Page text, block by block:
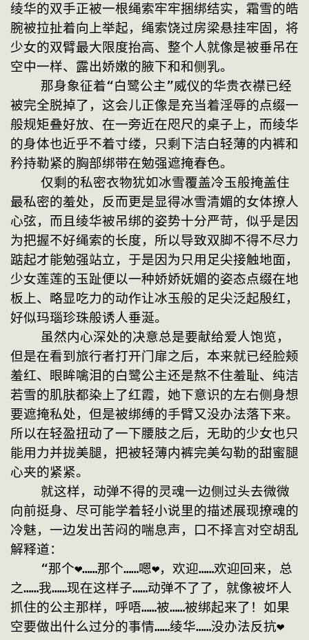
绫华的双手正被一根绳索牢牢捆绑结实，霜雪的皓
腕被拉扯着向上举起，绳索饶过房梁悬挂牢固，将
少女的双臂最大限度抬高、整个人就像是被垂吊在
空中一样、露出娇嫩的腋下和和侧乳。
被完全脱掉了，这会儿正像是充当着淫辱的点缀一
般规矩叠好放、在一旁近在咫尺的桌子上，而绫华
的身体也近乎不着寸缕，只剩下洁白轻薄的内裤和
矜持勒紧的胸部绑带在勉强遮掩春色。
最私密的羞处，反而更是显得冰雪清媚的女体撩人
心弦，而且绫华被吊绑的姿势十分严苛，似乎是因
为把握不好绳索的长度，所以导致双脚不得不尽力
踮起才能勉强站立，于是因为只用足尖接触地面，
少女莲莲的玉趾便以一种娇娇妩媚的姿态点缀在地
板上、略显吃力的动作让冰玉般的足尖泛起殷红，
好似玛瑙珍珠般诱人垂涎。
但是在看到旅行者打开门扉之后，本来就已经脸颊
羞红、眼眸噙泪的白鹭公主还是熬不住羞耻、纯洁
若雪的肌肤都染上了红霞，她下意识的左右侧身想
要遮掩私处，但是被绑缚的手臂又没办法落下来。
所以在轻盈扭动了一下腰肢之后，无助的少女也只
能用力并拢美腿，把被轻薄内裤完美勾勒的甜蜜腿
心夹的紧紧。
向前挺身、尽可能学着轻小说里的描述展现撩魂的
冷魅，一边发出苦闷的喘息声，口不择言对空胡乱
解释道：
之……我……现在这样子……动弹不了了，就像被坏人
抓住的公主那样，呼唔……被……被绑起来了！如果
空要做出什么过分的事情……绫华……没办法反抗❤